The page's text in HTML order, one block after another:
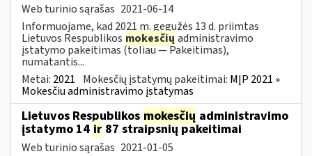
Web turinio sąrašas 2021-06-14
Informuojame, kad 2021 m. gegužės 13 d. priimtas
Lietuvos Respublikos mokesčių administravimo
įstatymo pakeitimas (toliau — Pakeitimas),
numatantis...
Metai: 2021 Mokesčių įstatymų pakeitimai: MĮP 2021 »
Mokesčiu administravimo įstatymas
Lietuvos Respublikos mokesčių administravimo
įstatymo 14 ir 87 straipsnių pakeitimai
Web turinio sąrašas 2021-01-05